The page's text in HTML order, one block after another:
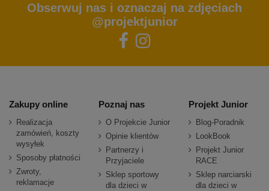
Obserwuj nas i oznaczaj na zdjęciach
@projektjunior
Zakupy online
Realizacja
zamówień, koszty
wysyłek
Sposoby płatności
Zwroty,
reklamacje
Poznaj nas
O Projekcie Junior
Opinie klientów
Partnerzy i
Przyjaciele
Sklep sportowy
dla dzieci w
Projekt Junior
Blog-Poradnik
LookBook
Projekt Junior
RACE
Sklep narciarski
dla dzieci w